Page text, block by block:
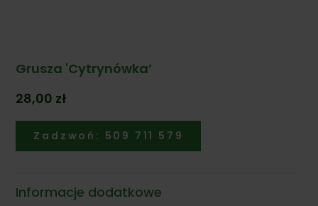
Grusza 'Cytrynówka’
28,00 zł
Zadzwoń: 509 711 579
Informacje dodatkowe